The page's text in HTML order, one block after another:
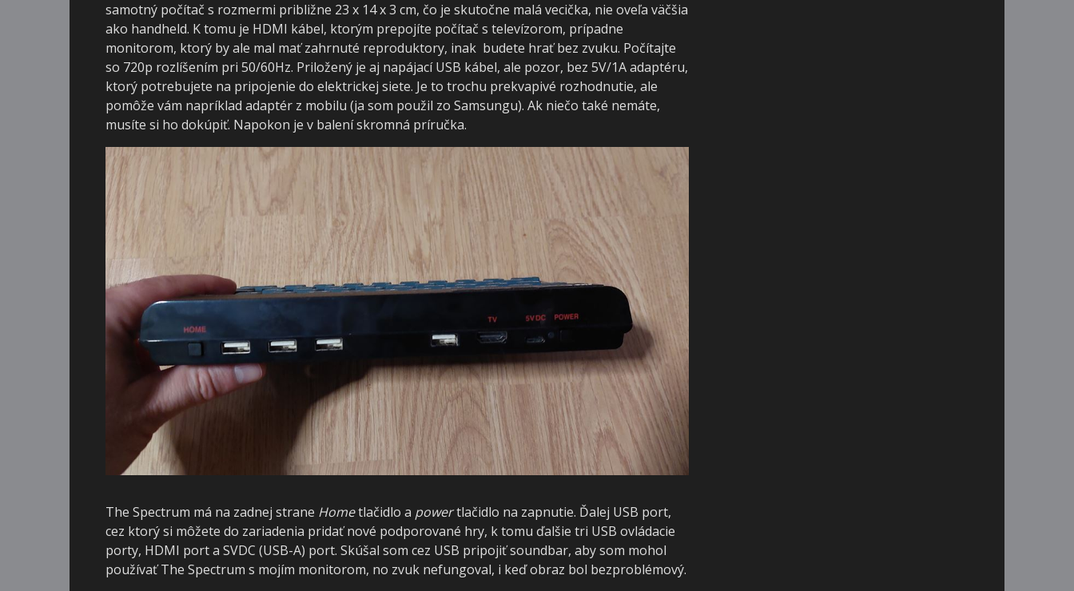
samotný počítač s rozmermi približne 23 x 14 x 3 cm, čo je skutočne malá vecička, nie oveľa väčšia
ako handheld. K tomu je HDMI kábel, ktorým prepojíte počítač s televízorom, prípadne
monitorom, ktorý by ale mal mať zahrnuté reproduktory, inak budete hrať bez zvuku. Počítajte
so 720p rozlíšením pri 50/60Hz. Priložený je aj napájací USB kábel, ale pozor, bez 5V/1A adaptéru,
ktorý potrebujete na pripojenie do elektrickej siete. Je to trochu prekvapivé rozhodnutie, ale
pomôže vám napríklad adaptér z mobilu (ja som použil zo Samsungu). Ak niečo také nemáte,
musíte si ho dokúpiť. Napokon je v balení skromná príručka.
The Spectrum má na zadnej strane Hometlačidlo a powertlačidlo na zapnutie. Ďalej USB port,
cez ktorý si môžete do zariadenia pridať nové podporované hry, k tomu ďalšie tri USB ovládacie
porty, HDMI port a SVDC (USB-A) port. Skúšal som cez USB pripojiť soundbar, aby som mohol
používať The Spectrum s mojím monitorom, no zvuk nefungoval, i keď obraz bol bezproblémový.